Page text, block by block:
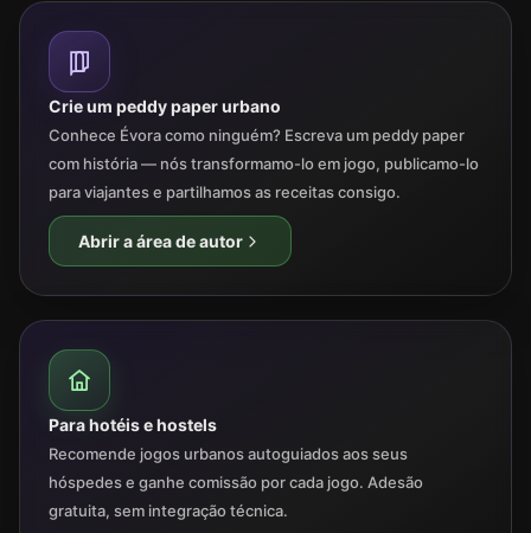
Crie um peddy paper urbano
Conhece Évora como ninguém? Escreva um peddy paper
com história — nós transformamo-lo em jogo, publicamo-lo
para viajantes e partilhamos as receitas consigo.
Abrir a área de autor
Para hotéis e hostels
Recomende jogos urbanos autoguiados aos seus
hóspedes e ganhe comissão por cada jogo. Adesão
gratuita, sem integração técnica.